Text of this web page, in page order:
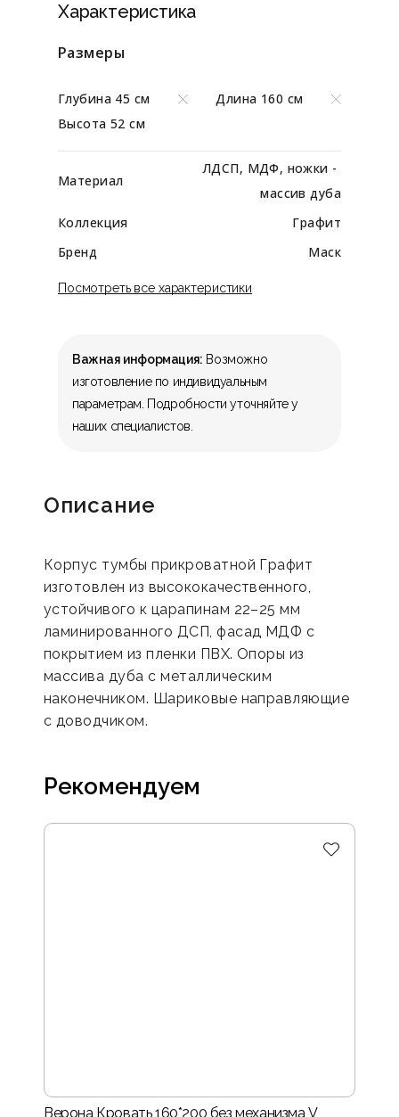
Характеристика
Размеры
Глубина 45 см
Длина 160 см
Высота 52 см
Материал
ЛДСП, МДФ, ножки -
массив дуба
Коллекция
Графит
Бренд
Маск
Посмотреть все характеристики
Важная информация: Возможно
изготовление по индивидуальным
параметрам. Подробности уточняйте у
наших специалистов.
Описание
Корпус тумбы прикроватной Графит
изготовлен из высококачественного,
устойчивого к царапинам 22–25 мм
ламинированного ДСП, фасад МДФ с
покрытием из пленки ПВХ. Опоры из
массива дуба с металлическим
наконечником. Шариковые направляющие
с доводчиком.
Рекомендуем
Верона Кровать 160*200 без механизма V